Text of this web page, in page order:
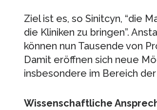
Ziel ist es, so Sinitcyn, “die
die Kliniken zu bringen”.
können nun Tausende von
Damit eröffnen sich neue
insbesondere im Bereich
Wissenschaftliche